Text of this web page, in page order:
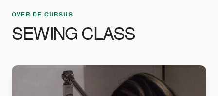
OVER DE CURSUS
SEWING CLASS